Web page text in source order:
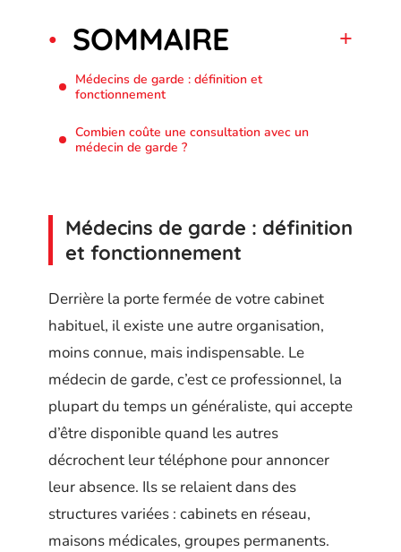
SOMMAIRE
Médecins de garde : définition et
fonctionnement
Combien coûte une consultation avec un
médecin de garde ?
Médecins de garde : définition
et fonctionnement
Derrière la porte fermée de votre cabinet
habituel, il existe une autre organisation,
moins connue, mais indispensable. Le
médecin de garde, c’est ce professionnel, la
plupart du temps un généraliste, qui accepte
d’être disponible quand les autres
décrochent leur téléphone pour annoncer
leur absence. Ils se relaient dans des
structures variées : cabinets en réseau,
maisons médicales, groupes permanents.